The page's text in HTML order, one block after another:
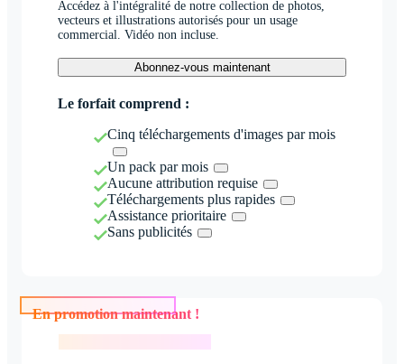
Accédez à l'intégralité de notre collection de photos,
vecteurs et illustrations autorisés pour un usage
commercial. Vidéo non incluse.
Abonnez-vous maintenant
Le forfait comprend :
Cinq téléchargements d'images par mois
Un pack par mois
Aucune attribution requise
Téléchargements plus rapides
Assistance prioritaire
Sans publicités
En promotion maintenant !